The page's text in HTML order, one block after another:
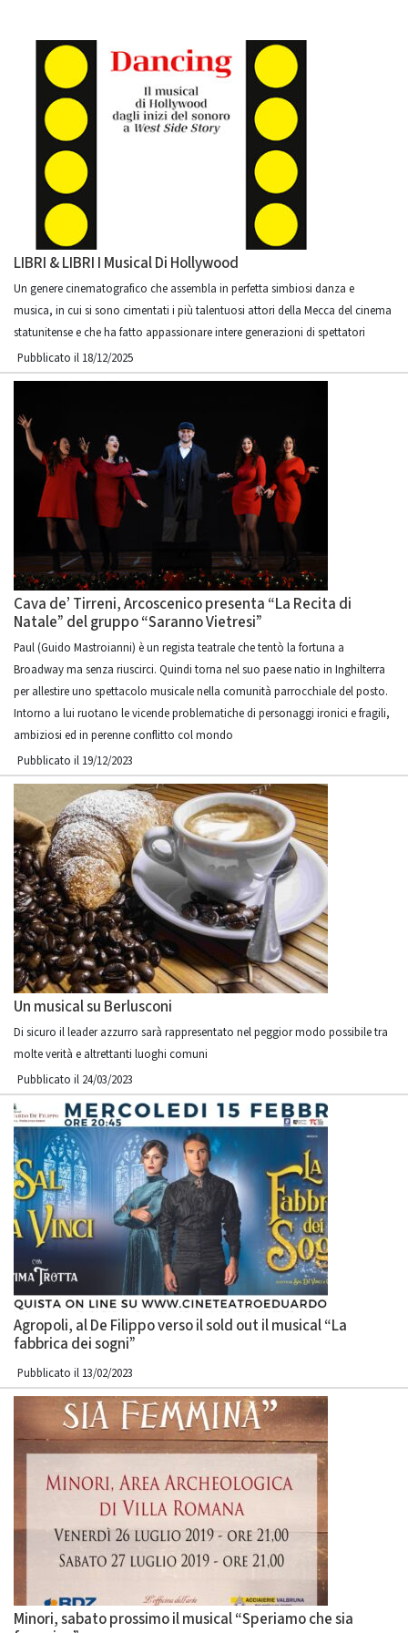
LIBRI & LIBRI I Musical Di Hollywood
Un genere cinematografico che assembla in perfetta simbiosi danza e
musica, in cui si sono cimentati i più talentuosi attori della Mecca del cinema
statunitense e che ha fatto appassionare intere generazioni di spettatori
Pubblicato il 18/12/2025
Cava de’ Tirreni, Arcoscenico presenta “La Recita di
Natale” del gruppo “Saranno Vietresi”
Paul (Guido Mastroianni) è un regista teatrale che tentò la fortuna a
Broadway ma senza riuscirci. Quindi torna nel suo paese natio in Inghilterra
per allestire uno spettacolo musicale nella comunità parrocchiale del posto.
Intorno a lui ruotano le vicende problematiche di personaggi ironici e fragili,
ambiziosi ed in perenne conflitto col mondo
Pubblicato il 19/12/2023
Un musical su Berlusconi
Di sicuro il leader azzurro sarà rappresentato nel peggior modo possibile tra
molte verità e altrettanti luoghi comuni
Pubblicato il 24/03/2023
Agropoli, al De Filippo verso il sold out il musical “La
fabbrica dei sogni”
Pubblicato il 13/02/2023
Minori, sabato prossimo il musical “Speriamo che sia